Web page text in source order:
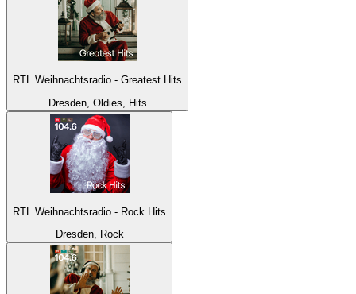
RTL Weihnachtsradio - Greatest Hits
Dresden, Oldies, Hits
RTL Weihnachtsradio - Rock Hits
Dresden, Rock